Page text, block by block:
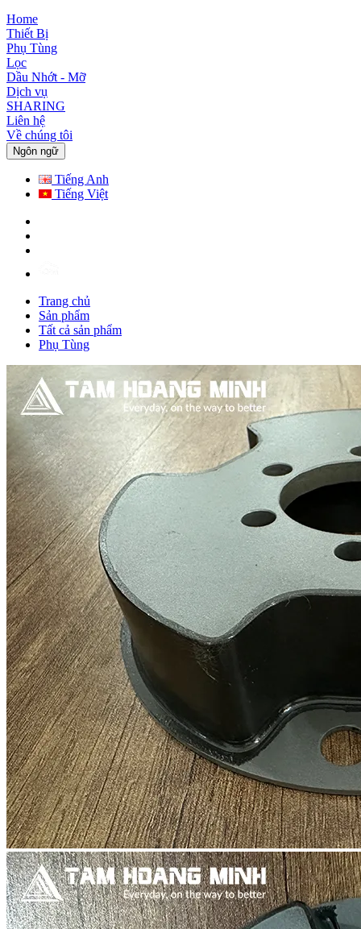
Home
Thiết Bị
Phụ Tùng
Lọc
Dầu Nhớt - Mỡ
Dịch vụ
SHARING
Liên hệ
Về chúng tôi
Ngôn ngữ
Tiếng Anh
Tiếng Việt
Trang chủ
Sản phẩm
Tất cả sản phẩm
Phụ Tùng